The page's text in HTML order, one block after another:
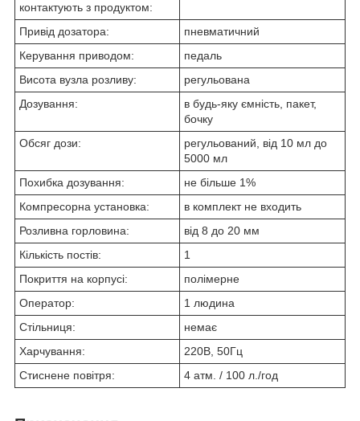
контактують з продуктом:
Привід дозатора:
пневматичний
Керування приводом:
педаль
Висота вузла розливу:
регульована
Дозування:
в будь-яку ємність, пакет,
бочку
Обсяг дози:
регульований, від 10 мл до
5000 мл
Похибка дозування:
не більше 1%
Компресорна установка:
в комплект не входить
Розливна горловина:
від 8 до 20 мм
Кількість постів:
1
Покриття на корпусі:
полімерне
Оператор:
1 людина
Стільниця:
немає
Харчування:
220В, 50Гц
Стиснене повітря:
4 атм. / 100 л./год